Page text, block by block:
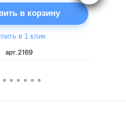
в корзину
в 1 клик
арт. 2169